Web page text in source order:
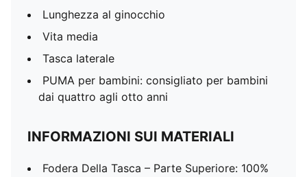
Lunghezza al ginocchio
Vita media
Tasca laterale
PUMA per bambini: consigliato per bambini
dai quattro agli otto anni
INFORMAZIONI SUI MATERIALI
Fodera Della Tasca – Parte Superiore: 100%